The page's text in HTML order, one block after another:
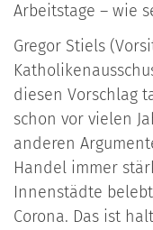
Arbeitstage – wie
Gregor Stiels
diesen Vorschlag
schon vor vielen
anderen
Handel immer
Innenstädte
Corona. Das ist